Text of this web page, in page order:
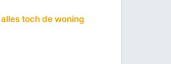
toch de woning